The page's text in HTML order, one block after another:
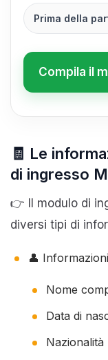
Prima della
Compila il
🧾 Le
di ingresso
👉 Il modulo di
diversi tipi di
👤
Nome
Data di
Nazionalità